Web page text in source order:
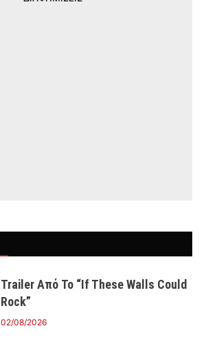
Trailer Από Το “If These Walls Could
Rock”
02/08/2026